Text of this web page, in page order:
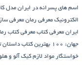
اسم های پسرانه در ایران مدل
الکترونیک معرفی رمان معرفی ساز
ایران معرفی کتاب معرفی کتاب
جهان: ۱۰۰ بهترین کتاب داستان تاریخ که شاهکارند
خواستگار مواد لازم کیک آلو و هلو